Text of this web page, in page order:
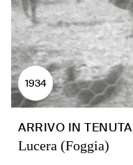
1934
ARRIVO IN TENUTA
Lucera (Foggia)